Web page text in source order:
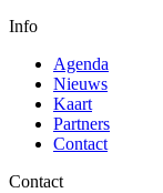
Info
Agenda
Nieuws
Kaart
Partners
Contact
Contact